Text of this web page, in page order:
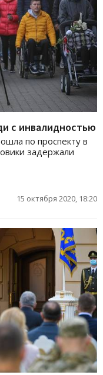
с инвалидностью
по проспекту в
задержали
15 октября 2020, 18:20